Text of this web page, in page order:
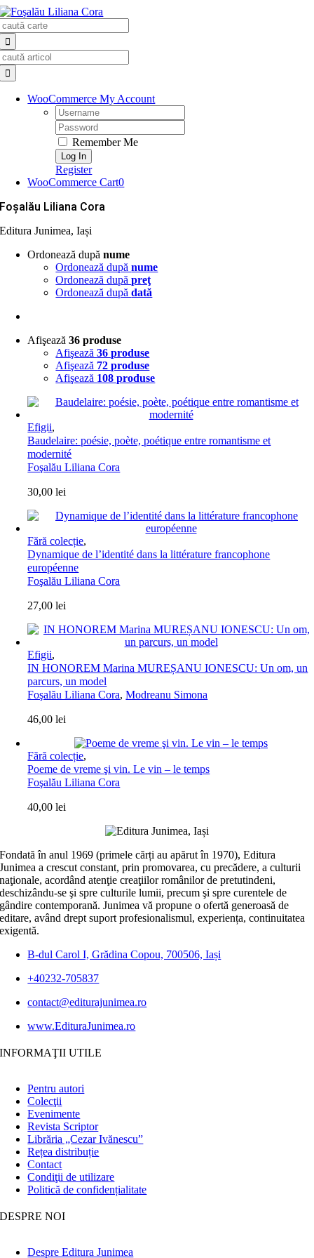
Skip
to
content
WooCommerce My Account
Username:
Password:
Remember Me
Register
WooCommerce Cart0
Foşalău Liliana Cora
Editura Junimea, Iași
Ordonează dupănume
Ordonează dupănume
Ordonează dupăpreţ
Ordonează dupădată
Afişează36 produse
Afişează36 produse
Afişează 72 produse
Afişează 108 produse
Efigii,
Baudelaire: poésie, poète, poétique entre romantisme et
modernité
Foşalău Liliana Cora
30,00lei
Fără colecție,
Dynamique de l’identité dans la littérature francophone
européenne
Foşalău Liliana Cora
27,00lei
Efigii,
IN HONOREM Marina MUREȘANU IONESCU: Un om, un
parcurs, un model
Foşalău Liliana Cora,Modreanu Simona
46,00lei
Fără colecție,
Poeme de vreme şi vin. Le vin – le temps
Foşalău Liliana Cora
40,00lei
Fondată în anul 1969 (primele cărți au apărut în 1970), Editura
Junimea a crescut constant, prin promovarea, cu precădere, a culturii
naţionale, acordând atenţie creaţiilor românilor de pretutindeni,
deschizându-se şi spre culturile lumii, precum şi spre curentele de
gândire contemporană. Junimea vă propune o ofertă generoasă de
editare, având drept suport profesionalismul, experiența, continuitatea
exigentă.
B-dul Carol I, Grădina Copou, 700506, Iași
+40232-705837
contact@editurajunimea.ro
www.EdituraJunimea.ro
INFORMAŢII UTILE
Pentru autori
Colecţii
Evenimente
Revista Scriptor
Librăria „Cezar Ivănescu”
Rețea distribuție
Contact
Condiţii de utilizare
Politică de confidențialitate
DESPRE NOI
Despre Editura Junimea